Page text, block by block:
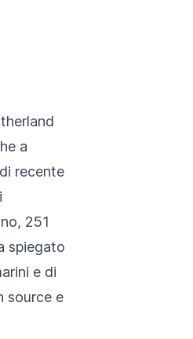
a
recente
251
spiegato
e di
source e